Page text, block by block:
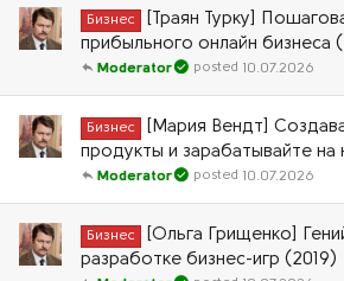
Бизнес
[Траян Турку]
прибыльного онлайн бизнеса
10.07.2026
Moderator
Бизнес
[Мария Вендт]
продукты и зарабатывайте на
10.07.2026
Moderator
Бизнес
[Ольга Грищенко]
разработке бизнес-игр (2019)